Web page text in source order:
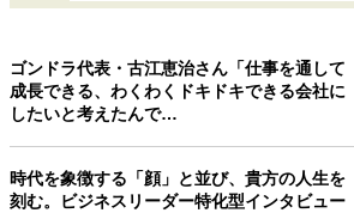
ゴンドラ代表・古江恵治さん「仕事を通して
成長できる、わくわくドキドキできる会社に
したいと考えたんで…
時代を象徴する「顔」と並び、貴方の人生を
刻む。ビジネスリーダー特化型インタビュー